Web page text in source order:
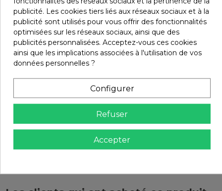
Détails du produit
Infos livraisons
Retours et remboursements
publicité. Les cookies tiers liés aux réseaux sociaux et à la
publicité sont utilisés pour vous offrir des fonctionnalités
optimisées sur les réseaux sociaux, ainsi que des
publicités personnalisées. Acceptez-vous ces cookies
ainsi que les implications associées à l'utilisation de vos
données personnelles ?
Configurer
Refuser
Accepter